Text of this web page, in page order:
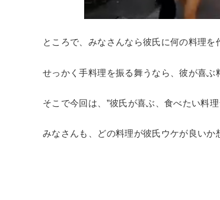
ところで、みなさんなら彼氏に何の料理
せっかく手料理を振る舞うなら、彼が喜ぶ
そこで今回は、”彼氏が喜ぶ、食べたい料
みなさんも、どの料理が彼氏ウケが良いか